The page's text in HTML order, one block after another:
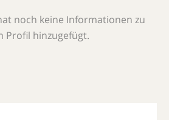
noch keine Informationen zu
Profil hinzugefügt.